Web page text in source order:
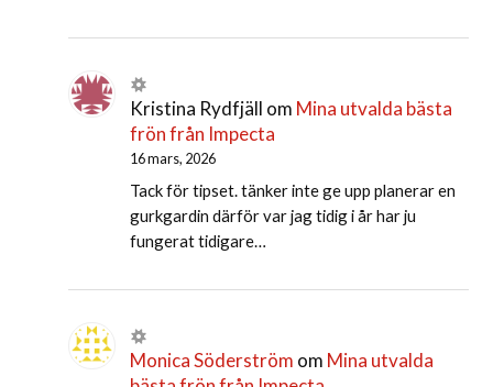
Kristina Rydfjäll om Mina utvalda bästa
frön från Impecta
16 mars, 2026
Tack för tipset. tänker inte ge upp planerar en
gurkgardin därför var jag tidig i år har ju
fungerat tidigare…
Monica Söderström om Mina utvalda